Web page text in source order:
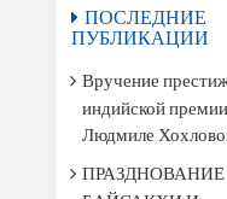
ПОСЛЕДНИЕ
ПУБЛИКАЦИИ
Вручение
индийской премии
Людмиле
ПРАЗДНОВАНИЕ